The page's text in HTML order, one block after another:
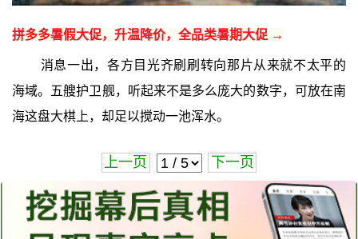
拼多多暑假大促，升温降价，全品类暑期大促 →
消息一出，各方目光齐刷刷转向那片从来就不太平的
海域。五艘护卫舰，听起来不是多么庞大的数字，可放在南
海这盘大棋上，却足以搅动一池浑水。
上一页 下一页